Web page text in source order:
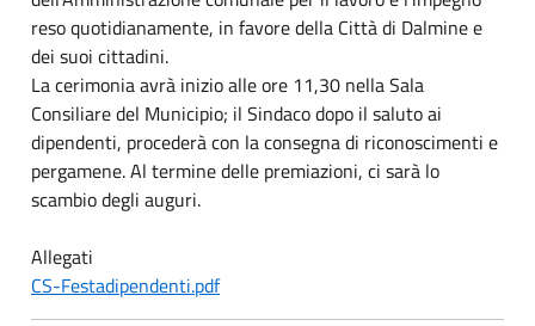
reso quotidianamente, in favore della Città di Dalmine e
dei suoi cittadini.
La cerimonia avrà inizio alle ore 11,30 nella Sala
Consiliare del Municipio; il Sindaco dopo il saluto ai
dipendenti, procederà con la consegna di riconoscimenti e
pergamene. Al termine delle premiazioni, ci sarà lo
scambio degli auguri.
Allegati
CS-Festadipendenti.pdf